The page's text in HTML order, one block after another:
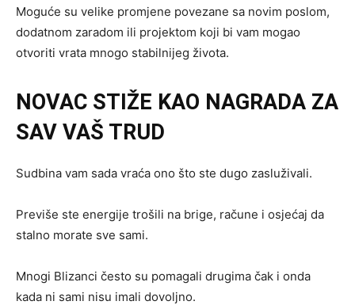
Moguće su velike promjene povezane sa novim poslom,
dodatnom zaradom ili projektom koji bi vam mogao
otvoriti vrata mnogo stabilnijeg života.
NOVAC STIŽE KAO NAGRADA ZA
SAV VAŠ TRUD
Sudbina vam sada vraća ono što ste dugo zasluživali.
Previše ste energije trošili na brige, račune i osjećaj da
stalno morate sve sami.
Mnogi Blizanci često su pomagali drugima čak i onda
kada ni sami nisu imali dovoljno.